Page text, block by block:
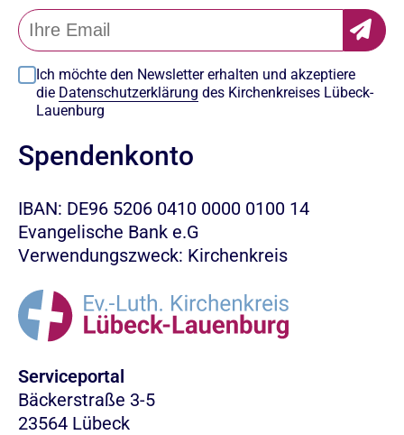
Ich möchte den Newsletter erhalten und akzeptiere
die Datenschutzerklärung des Kirchenkreises Lübeck-
Lauenburg
Spendenkonto
IBAN: DE96 5206 0410 0000 0100 14
Evangelische Bank e.G
Verwendungszweck: Kirchenkreis
Serviceportal
Bäckerstraße 3-5
23564 Lübeck